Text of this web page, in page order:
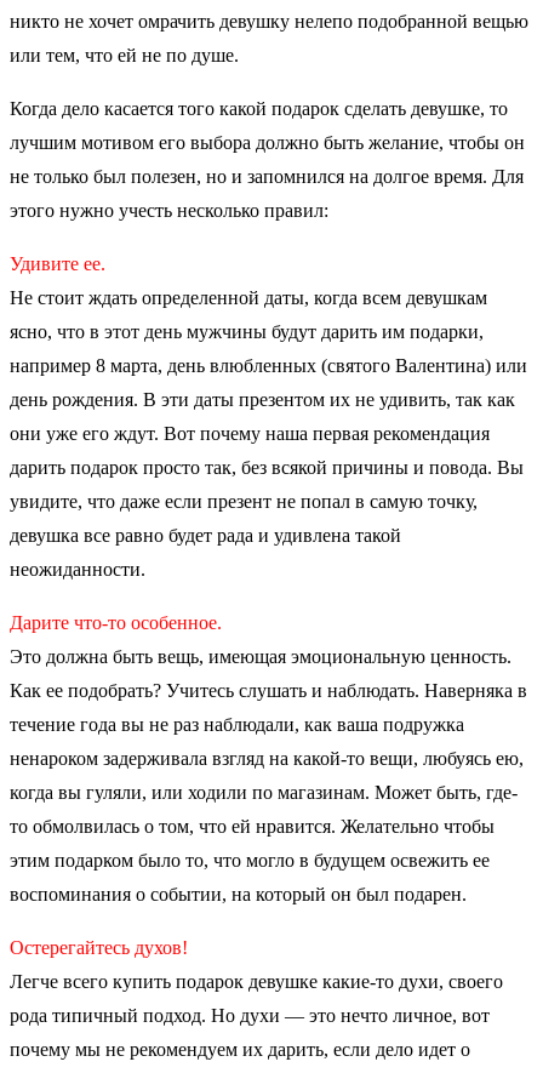
никто не хочет омрачить девушку нелепо подобранной вещью
или тем, что ей не по душе.
Когда дело касается того какой подарок сделать девушке, то
лучшим мотивом его выбора должно быть желание, чтобы он
не только был полезен, но и запомнился на долгое время. Для
этого нужно учесть несколько правил:
Удивите ее.
Не стоит ждать определенной даты, когда всем девушкам
ясно, что в этот день мужчины будут дарить им подарки,
например 8 марта, день влюбленных (святого Валентина) или
день рождения. В эти даты презентом их не удивить, так как
они уже его ждут. Вот почему наша первая рекомендация
дарить подарок просто так, без всякой причины и повода. Вы
увидите, что даже если презент не попал в самую точку,
девушка все равно будет рада и удивлена такой
неожиданности.
Дарите что-то особенное.
Это должна быть вещь, имеющая эмоциональную ценность.
Как ее подобрать? Учитесь слушать и наблюдать. Наверняка в
течение года вы не раз наблюдали, как ваша подружка
ненароком задерживала взгляд на какой-то вещи, любуясь ею,
когда вы гуляли, или ходили по магазинам. Может быть, где-
то обмолвилась о том, что ей нравится. Желательно чтобы
этим подарком было то, что могло в будущем освежить ее
воспоминания о событии, на который он был подарен.
Остерегайтесь духов!
Легче всего купить подарок девушке какие-то духи, своего
рода типичный подход. Но духи — это нечто личное, вот
почему мы не рекомендуем их дарить, если дело идет о